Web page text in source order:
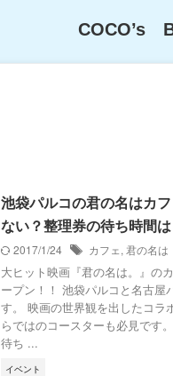
COCO’s
池袋パルコの君の名はカ
ない？整理券の待ち時間は
2017/1/24
カフェ, 君の名は
大ヒット映画『君の名は。』の
ープン！！ 池袋パルコと名古屋
す。 映画の世界観を出したコラ
らではのコースターも必見です
待ち ...
イベント